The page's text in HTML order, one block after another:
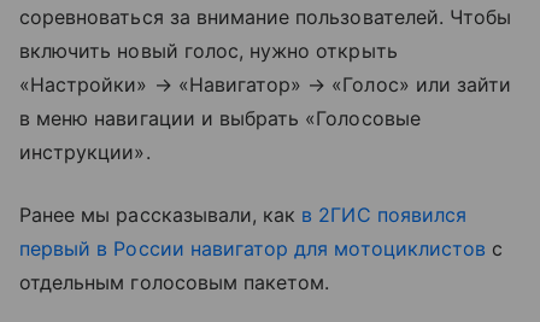
соревноваться за внимание пользователей. Чтобы
включить новый голос, нужно открыть
«Настройки» → «Навигатор» → «Голос» или зайти
в меню навигации и выбрать «Голосовые
инструкции».
Ранее мы рассказывали, как в 2ГИС появился
первый в России навигатор для мотоциклистов с
отдельным голосовым пакетом.